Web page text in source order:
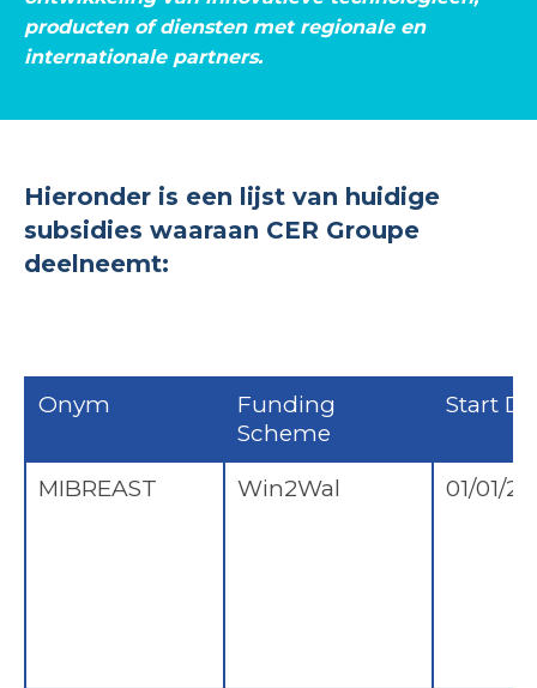
producten of diensten met regionale en
internationale partners.
Hieronder is een lijst van huidige
subsidies waaraan CER Groupe
deelneemt:
Onym
Funding
Scheme
Start
MIBREAST Win2Wal 01/01/